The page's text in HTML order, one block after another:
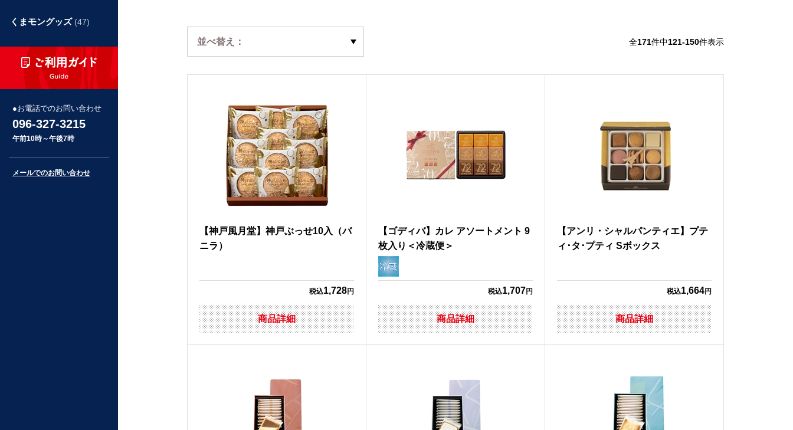
並べ替え： 全171件中121-150件表示
【神戸風月堂】神戸ぶっせ10入（バ
ニラ）
税込1,728円
商品詳細
【ゴディバ】カレ アソートメント 9
枚入り＜冷蔵便＞
税込1,707円
商品詳細
【アンリ・シャルパンティエ】プテ
ィ･タ･プティ Sボックス
税込1,664円
商品詳細
くまモングッズ (47)
お電話でのお問い合わせ
096-327-3215
午前10時～午後7時
メールでのお問い合わせ